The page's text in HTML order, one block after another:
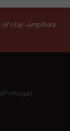
clay-amphora